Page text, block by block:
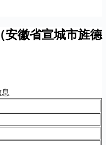
安徽省宣城市旌德